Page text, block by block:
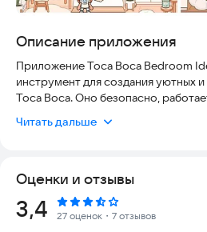
Описание приложения
Приложение Toca Boca Bedroom
инструмент для создания уютных
Toca Boca. Оно безопасно,
Вы можете использовать его без
Приложение охватывает широкий
эстетичных комнат в стиле Toca
фиолетовых интерьеров. Здесь вы
Читать дальше
Оценки и отзывы
Рейтинг:
3,4 27 оценок ・7 отзывов